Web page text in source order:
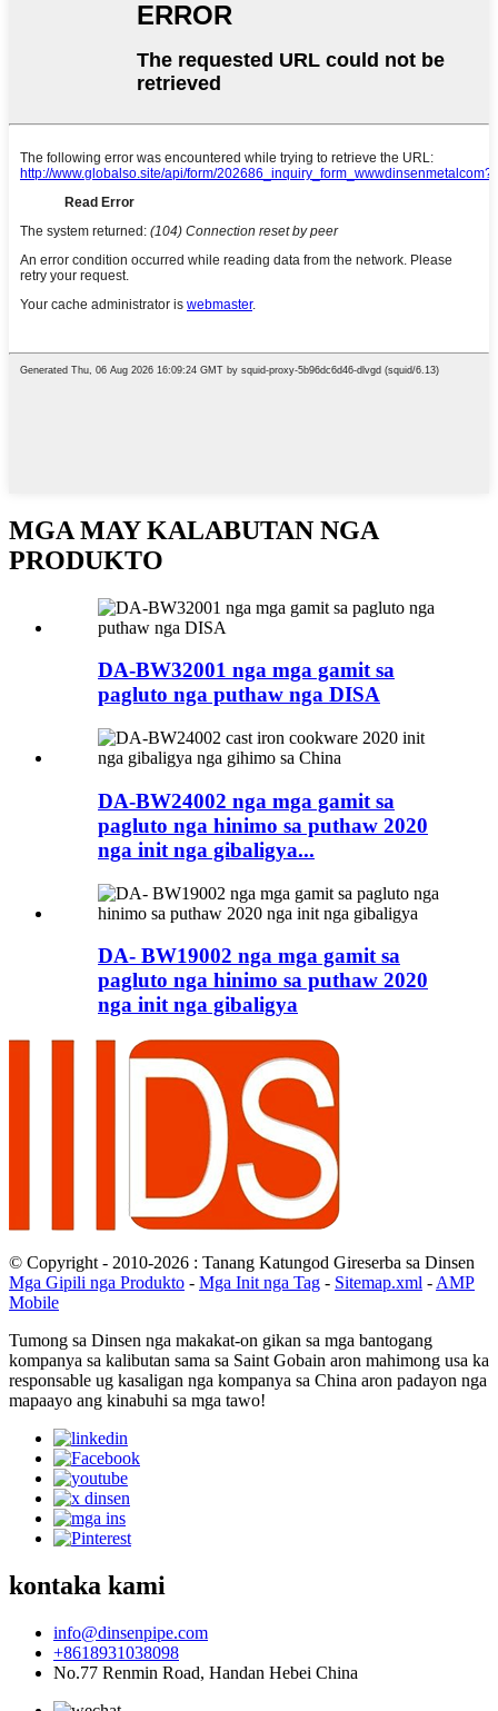
MGA MAY KALABUTAN NGA
PRODUKTO
DA-BW32001 nga mga gamit sa
pagluto nga puthaw nga DISA
DA-BW24002 nga mga gamit sa
pagluto nga hinimo sa puthaw 2020
nga init nga gibaligya...
DA- BW19002 nga mga gamit sa
pagluto nga hinimo sa puthaw 2020
nga init nga gibaligya
© Copyright - 2010-2026 : Tanang Katungod Gireserba sa Dinsen
Mga Gipili nga Produkto - Mga Init nga Tag - Sitemap.xml - AMP
Mobile
Tumong sa Dinsen nga makakat-on gikan sa mga bantogang
kompanya sa kalibutan sama sa Saint Gobain aron mahimong usa ka
responsable ug kasaligan nga kompanya sa China aron padayon nga
mapaayo ang kinabuhi sa mga tawo!
kontaka kami
info@dinsenpipe.com
+8618931038098
No.77 Renmin Road, Handan Hebei China